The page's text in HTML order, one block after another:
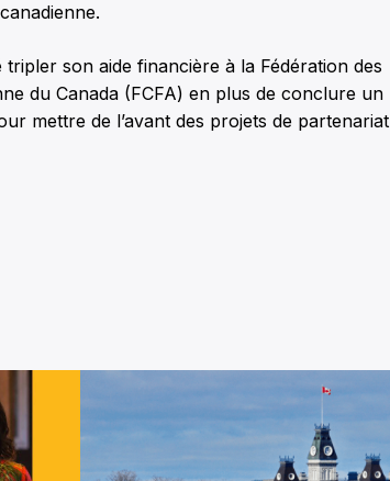
son aide financière à la Fédération des
du Canada (FCFA) en plus de conclure un
mettre de l’avant des projets de partenariat